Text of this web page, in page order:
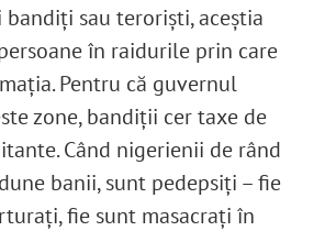
sau teroriști, aceștia
în raidurile prin care
Pentru că guvernul
zone, bandiții cer taxe de
Când nigerienii de rând
banii, sunt pedepsiți – fie
fie sunt masacrați în